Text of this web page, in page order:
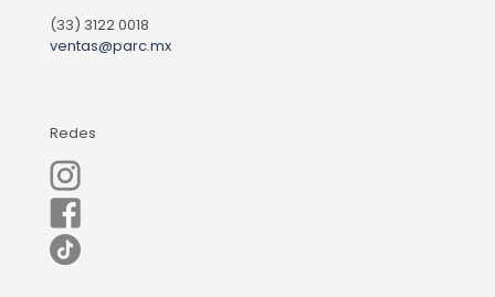
(33) 3122 0018
ventas@parc.mx
Redes